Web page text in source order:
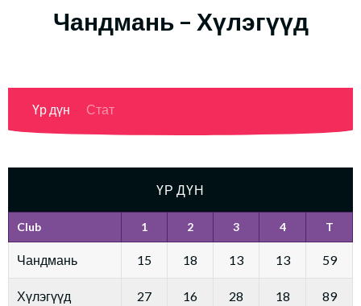
Чандмань – Хүлэгүүд
Үр дүн Стат
ҮР ДҮН
Club 1 2 3 4 T
Чандмань 15 18 13 13 59
Хүлэгүүд 27 16 28 18 89